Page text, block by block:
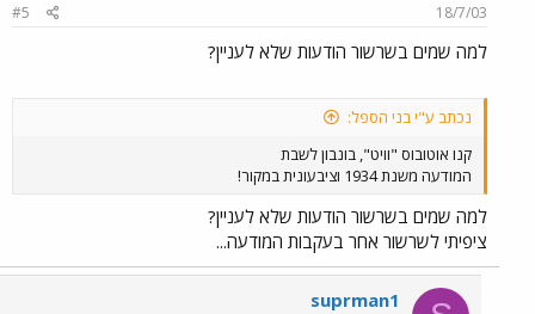
18/7/03
#5
למה שמים בשרשור הודעות שלא לעניין?
נכתב ע"י בני הספל:
קנו אוטובוס "וויט", בונבון לשבת
המודעה משנת 1934 וציבעונית במקור!
למה שמים בשרשור הודעות שלא לעניין?
ציפיתי לשרשור אחר בעקבות המודעה...
suprman1